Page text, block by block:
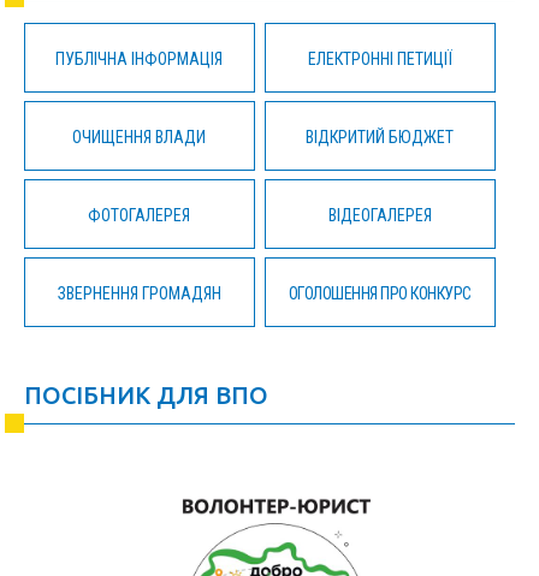
ПУБЛІЧНА ІНФОРМАЦІЯ ЕЛЕКТРОННІ ПЕТИЦІЇ
ОЧИЩЕННЯ ВЛАДИ ВІДКРИТИЙ БЮДЖЕТ
ФОТОГАЛЕРЕЯ ВІДЕОГАЛЕРЕЯ
ЗВЕРНЕННЯ ГРОМАДЯН ОГОЛОШЕННЯ ПРО КОНКУРС
ПОСІБНИК ДЛЯ ВПО